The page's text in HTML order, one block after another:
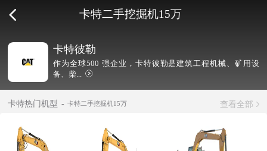
卡特二手挖掘机15万
卡特彼勒
作为全球500 强企业，卡特彼勒是建筑工程机械、矿用设
备、柴...
卡特热门机型 卡特二手挖掘机15万 查看全部